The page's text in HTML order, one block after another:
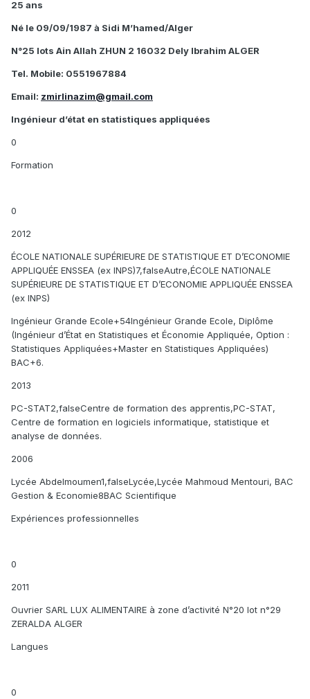
25 ans
Né le 09/09/1987 à Sidi M’hamed/Alger
N°25 lots Ain Allah ZHUN 2 16032 Dely Ibrahim ALGER
Tel. Mobile: 0551967884
Email: zmirlinazim@gmail.com
Ingénieur d’état en statistiques appliquées
0
Formation
0
2012
ÉCOLE NATIONALE SUPÉRIEURE DE STATISTIQUE ET D’ECONOMIE
APPLIQUÉE ENSSEA (ex INPS)7,falseAutre,ÉCOLE NATIONALE
SUPÉRIEURE DE STATISTIQUE ET D’ECONOMIE APPLIQUÉE ENSSEA
(ex INPS)
Ingénieur Grande Ecole+54Ingénieur Grande Ecole, Diplôme
(Ingénieur d’État en Statistiques et Économie Appliquée, Option :
Statistiques Appliquées+Master en Statistiques Appliquées)
BAC+6.
2013
PC-STAT2,falseCentre de formation des apprentis,PC-STAT,
Centre de formation en logiciels informatique, statistique et
analyse de données.
2006
Lycée Abdelmoumen1,falseLycée,Lycée Mahmoud Mentouri, BAC
Gestion & Economie8BAC Scientifique
Expériences professionnelles
0
2011
Ouvrier SARL LUX ALIMENTAIRE à zone d’activité N°20 lot n°29
ZERALDA ALGER
Langues
0